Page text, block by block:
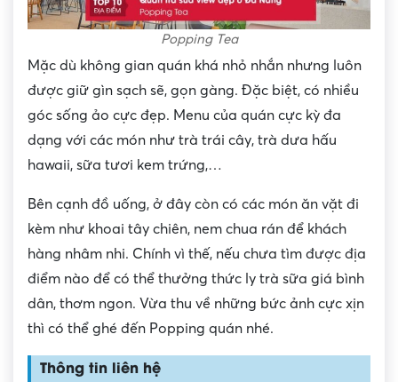
Popping Tea
Mặc dù không gian quán khá nhỏ nhắn nhưng luôn
được giữ gìn sạch sẽ, gọn gàng. Đặc biệt, có nhiều
góc sống ảo cực đẹp. Menu của quán cực kỳ đa
dạng với các món như trà trái cây, trà dưa hấu
hawaii, sữa tươi kem trứng,…
Bên cạnh đồ uống, ở đây còn có các món ăn vặt đi
kèm như khoai tây chiên, nem chua rán để khách
hàng nhâm nhi. Chính vì thế, nếu chưa tìm được địa
điểm nào để có thể thưởng thức ly trà sữa giá bình
dân, thơm ngon. Vừa thu về những bức ảnh cực xịn
thì có thể ghé đến Popping quán nhé.
Thông tin liên hệ